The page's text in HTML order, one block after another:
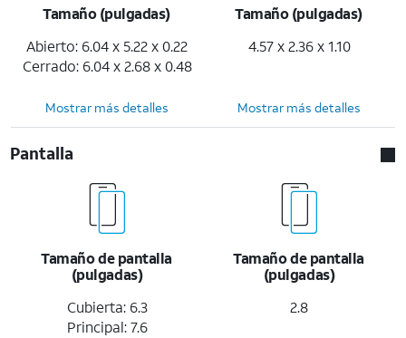
Tamaño (pulgadas)
Abierto: 6.04 x 5.22 x 0.22
Cerrado: 6.04 x 2.68 x 0.48
Tamaño (pulgadas)
4.57 x 2.36 x 1.10
Mostrar más detalles Mostrar más detalles
Pantalla
Tamaño de pantalla
(pulgadas)
Cubierta: 6.3
Principal: 7.6
Tamaño de pantalla
(pulgadas)
2.8